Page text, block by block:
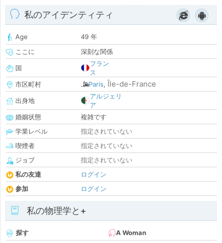
私のアイデンティティ
Age
49 年
ここに
深刻な関係
国
フラン
ス
市区町村
Paris, Île-de-France
出身地
アルジェリ
ア
婚姻状態
複雑です
学業レベル
指定されていない
喫煙者
指定されていない
ジョブ
指定されていない
私の友達
ログイン
参加
ログイン
私の物理学と+
探す
A Woman